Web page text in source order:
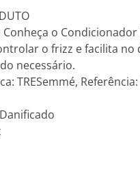
o Condicionador
o frizz e facilita
necessário.
TRESemmé,